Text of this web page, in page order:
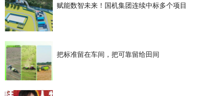
赋能数智未来！国机集团连续中标多个项目
把标准留在车间，把可靠留给田间